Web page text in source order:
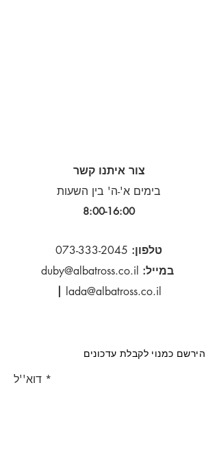
צור איתנו קשר
בימים א'-ה' בין השעות
8:00-16:00​
טלפון: 073-333-2045
במייל: duby@albatross.co.il
| lada@albatross.co.il
הירשם כמנוי לקבלת עדכונים
דוא''ל